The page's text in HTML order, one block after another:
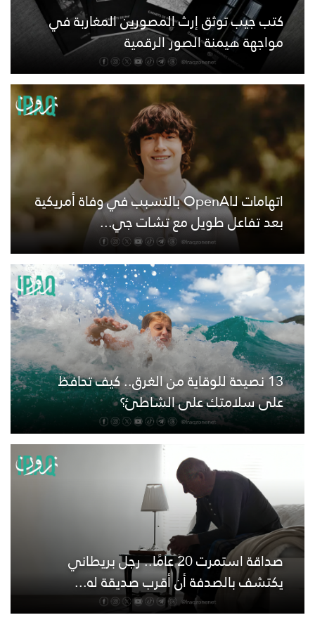
كتب جيب توثق إرث المصورين المغاربة في
مواجهة هيمنة الصور الرقمية
اتهامات لـOpenAI بالتسبب في وفاة أمريكية
بعد تفاعل طويل مع تشات جي...
13 نصيحة للوقاية من الغرق.. كيف تحافظ
على سلامتك على الشاطئ؟
صداقة استمرت 20 عامًا.. رجل بريطاني
يكتشف بالصدفة أن أقرب صديقة له...